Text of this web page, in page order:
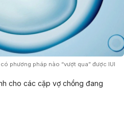
phương pháp nào “vượt qua” được IUI
cho các cặp vợ chồng đang